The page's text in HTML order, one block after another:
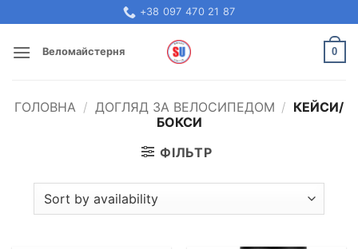
to
content
+38 097 470 21 87
Веломайстерня 0
ГОЛОВНА / ДОГЛЯД ЗА ВЕЛОСИПЕДОМ / КЕЙСИ/
БОКСИ
ФІЛЬТР